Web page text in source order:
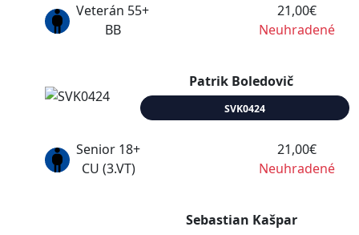
Veterán 55+
BB
21,00€
Neuhradené
Patrik Boledovič
SVK0424
Senior 18+
CU (3.VT)
21,00€
Neuhradené
Sebastian Kašpar